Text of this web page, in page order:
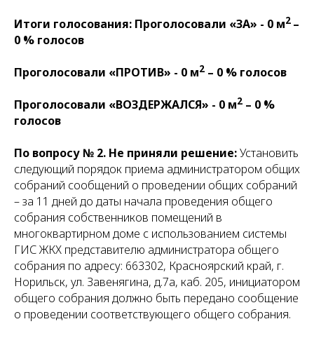
Итоги голосования: Проголосовали «ЗА» - 0 м2 –
0 % голосов
Проголосовали «ПРОТИВ» - 0 м2 – 0 % голосов
Проголосовали «ВОЗДЕРЖАЛСЯ» - 0 м2 – 0 %
голосов
По вопросу № 2. Не приняли решение:Установить
следующий порядок приема администратором общих
собраний сообщений о проведении общих собраний
– за 11 дней до даты начала проведения общего
собрания собственников помещений в
многоквартирном доме с использованием системы
ГИС ЖКХ представителю администратора общего
собрания по адресу: 663302, Красноярский край, г.
Норильск, ул. Завенягина, д.7а, каб. 205, инициатором
общего собрания должно быть передано сообщение
о проведении соответствующего общего собрания.